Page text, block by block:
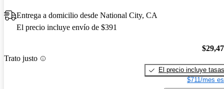
Entrega a domicilio desde National City, CA
El precio incluye envío de $391
Trato justo
El precio incluye tasas
$711/mes